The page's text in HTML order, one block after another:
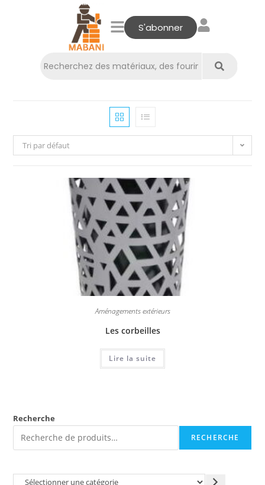
S'abonner
Tri par défaut
Aménagements extérieurs
Les corbeilles
Lire la suite
Recherche
RECHERCHE